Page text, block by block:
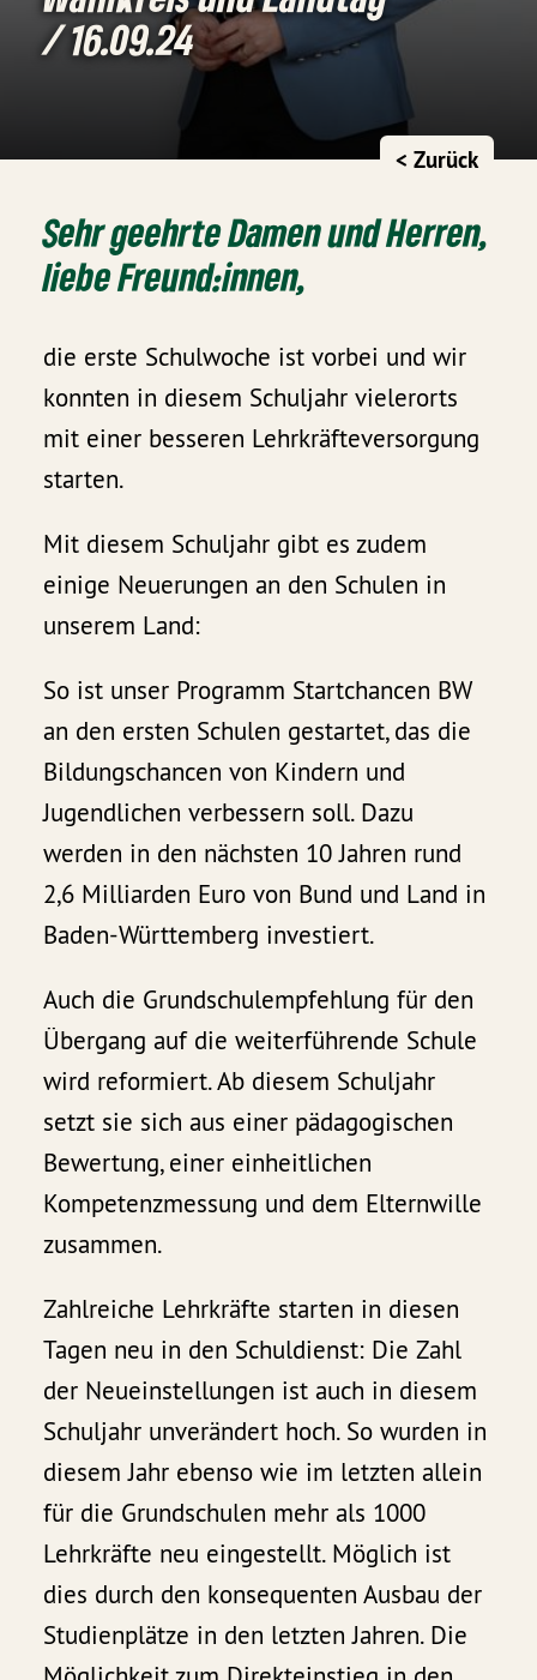
/ 16.09.24
< Zurück
Sehr geehrte Damen und Herren,
liebe Freund:innen,
die erste Schulwoche ist vorbei und wir
konnten in diesem Schuljahr vielerorts
mit einer besseren Lehrkräfteversorgung
starten.
Mit diesem Schuljahr gibt es zudem
einige Neuerungen an den Schulen in
unserem Land:
So ist unser Programm Startchancen BW
an den ersten Schulen gestartet, das die
Bildungschancen von Kindern und
Jugendlichen verbessern soll. Dazu
werden in den nächsten 10 Jahren rund
2,6 Milliarden Euro von Bund und Land in
Baden-Württemberg investiert.
Auch die Grundschulempfehlung für den
Übergang auf die weiterführende Schule
wird reformiert. Ab diesem Schuljahr
setzt sie sich aus einer pädagogischen
Bewertung, einer einheitlichen
Kompetenzmessung und dem Elternwille
zusammen.
Zahlreiche Lehrkräfte starten in diesen
Tagen neu in den Schuldienst: Die Zahl
der Neueinstellungen ist auch in diesem
Schuljahr unverändert hoch. So wurden in
diesem Jahr ebenso wie im letzten allein
für die Grundschulen mehr als 1000
Lehrkräfte neu eingestellt. Möglich ist
dies durch den konsequenten Ausbau der
Studienplätze in den letzten Jahren. Die